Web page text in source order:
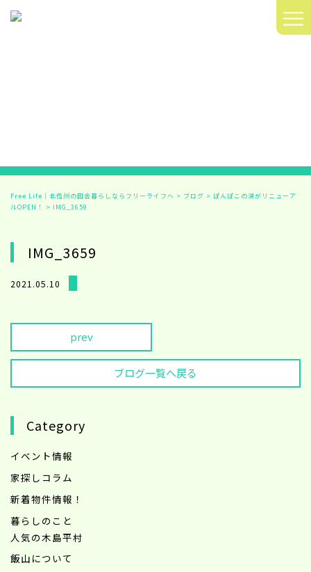
≡
Free Life｜北信州の田舎暮らしならフリーライフへ > ブログ > ぽんぽこの湯がリニューア
ルOPEN！
> IMG_3659
IMG_3659
2021.05.10
prev
ブログ一覧へ戻る
Category
イベント情報
家探しコラム
新着物件情報！
暮らしのこと
人気の木島平村
飯山について